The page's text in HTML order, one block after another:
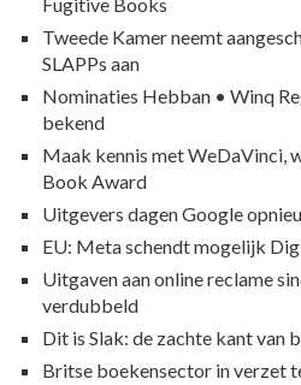
Tweede Kamer neemt
SLAPPs aan
Nominaties Hebban • Winq
bekend
Maak kennis met WeDaVinci,
Book Award
Uitgevers dagen Google
EU: Meta schendt mogelijk
Uitgaven aan online reclame
verdubbeld
Dit is Slak: de zachte kant van
Britse boekensector in verzet